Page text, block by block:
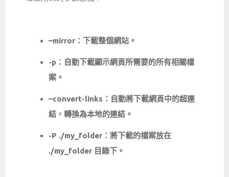
–mirror：下載整個網站。
-p：自動下載顯示網頁所需要的所有相關檔
案。
–convert-links：自動將下載網頁中的超連
結，轉換為本地的連結。
-P ./my_folder：將下載的檔案放在
./my_folder 目錄下。